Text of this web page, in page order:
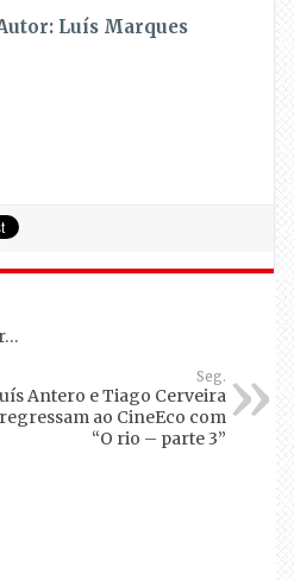
Luís Marques
Seg.
Antero e Tiago Cerveira
regressam ao CineEco com
“O rio – parte 3”